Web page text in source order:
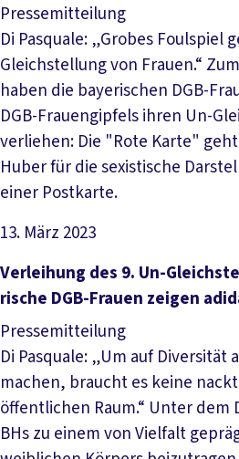
Pressemitteilung
Di Pasquale: „Grobes Foulspiel
Gleichstellung von Frauen.“
haben die bayerischen DGB-
DGB-Frauengipfels ihren Un-
verliehen: Die "Rote Karte"
Huber für die sexistische
einer Postkarte.
13. März 2023
Artikel lesen
Ver­lei­hung des 9. Un-­
ri­sche DGB-Frau­en zei­gen
Pressemitteilung
Di Pasquale: „Um auf Diversität
machen, braucht es keine
öffentlichen Raum.“ Unter
BHs zu einem von Vielfalt